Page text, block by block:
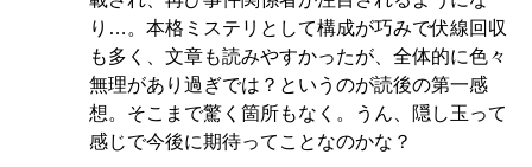
り…。本格ミステリとして構成が巧みで伏線回収
も多く、文章も読みやすかったが、全体的に色々
無理があり過ぎでは？というのが読後の第一感
想。そこまで驚く箇所もなく。うん、隠し玉って
感じで今後に期待ってことなのかな？